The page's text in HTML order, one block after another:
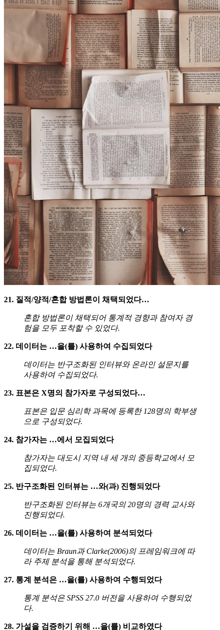
21. 질적/양적/혼합 방법론이 채택되었다…
혼합 방법론이 채택되어 통계적 경향과 참여자 경
험을 모두 포착할 수 있었다.
22. 데이터는 …을(를) 사용하여 수집되었다
데이터는 반구조화된 인터뷰와 온라인 설문지를
사용하여 수집되었다.
23. 표본은 X명의 참가자로 구성되었다…
표본은 입문 심리학 과목에 등록한 128명의 학부생
으로 구성되었다.
24. 참가자는 …에서 모집되었다
참가자는 대도시 지역 내 세 개의 중등학교에서 모
집되었다.
25. 반구조화된 인터뷰는 …와(과) 진행되었다
반구조화된 인터뷰는 6개국의 20명의 경력 교사와
진행되었다.
26. 데이터는 …을(를) 사용하여 분석되었다
데이터는 Braun과 Clarke(2006)의 프레임워크에 따
라 주제 분석을 통해 분석되었다.
27. 통계 분석은 …을(를) 사용하여 수행되었다
통계 분석은 SPSS 27.0 버전을 사용하여 수행되었
다.
28. 가설을 검증하기 위해 …을(를) 비교하였다